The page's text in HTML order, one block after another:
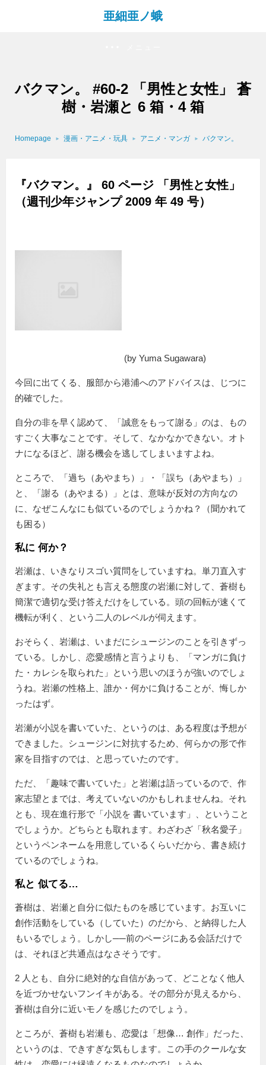
亜細亜ノ蛾
バクマン。 #60-2 「男性と女性」 蒼
樹・岩瀬と 6 箱・4 箱
Homepage 漫画・アニメ・玩具 アニメ・マンガ バクマン。
『バクマン。』 60 ページ 「男性と女性」
（週刊少年ジャンプ 2009 年 49 号）
(by Yuma Sugawara)
今回に出てくる、服部から港浦へのアドバイスは、じつに
的確でした。
自分の非を早く認めて、 誠意をもって謝る
のは、もの
すごく大事なことです。そして、なかなかできない。オト
ナになるほど、謝る機会を逃してしまいますよね。
ところで、「過ち（あやまち）」・「誤ち（あやまち）」
と、「謝る（あやまる）」とは、意味が反対の方向なの
に、なぜこんなにも似ているのでしょうかね？（聞かれて
も困る）
私に 何か？
岩瀬は、いきなりスゴい質問をしていますね。単刀直入す
ぎます。その失礼とも言える態度の岩瀬に対して、蒼樹も
簡潔で適切な受け答えだけをしている。頭の回転が速くて
機転が利く、という二人のレベルが伺えます。
おそらく、岩瀬は、いまだにシュージンのことを引きずっ
ている。しかし、恋愛感情と言うよりも、「マンガに負け
た・カレシを取られた」という思いのほうが強いのでしょ
うね。岩瀬の性格上、誰か・何かに負けることが、悔しか
ったはず。
岩瀬が小説を書いていた、というのは、ある程度は予想が
できました。シュージンに対抗するため、何らかの形で作
家を目指すのでは、と思っていたのです。
ただ、 趣味で書いていた
と岩瀬は語っているので、作
家志望とまでは、考えていないのかもしれませんね。それ
とも、現在進行形で
小説を 書いています
、ということ
でしょうか。どちらとも取れます。わざわざ「秋名愛子」
というペンネームを用意しているくらいだから、書き続け
ているのでしょうね。
私と 似てる…
蒼樹は、岩瀬と自分に似たものを感じています。お互いに
創作活動をしている（していた）のだから、と納得した人
もいるでしょう。しかし──前のページにある会話だけで
は、それほど共通点はなさそうです。
2 人とも、自分に絶対的な自信があって、どことなく他人
を近づかせないフンイキがある。その部分が見えるから、
蒼樹は自分に近いモノを感じたのでしょう。
ところが、蒼樹も岩瀬も、恋愛は 想像… 創作
だった、
というのは、できすぎな気もします。この手のクールな女